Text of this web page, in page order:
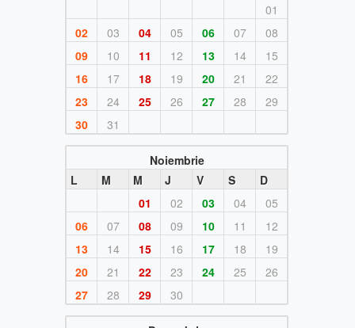
01
02
03 04 05 06 07
08
09
10 11 12 13 14
15
16
17 18 19 20 21
22
23
24 25 26 27 28
29
30
31
Noiembrie
L
M M J V S
D
01
02 03 04
05
06
07 08 09 10 11
12
13
14 15 16 17 18
19
20
21 22 23 24 25
26
27
28 29 30